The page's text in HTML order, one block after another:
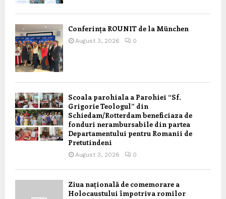
Conferința ROUNIT de la München
August 3, 2026 0
Scoala parohiala a Parohiei “Sf.
Grigorie Teologul” din
Schiedam/Rotterdam beneficiaza de
fonduri nerambursabile din partea
Departamentului pentru Romanii de
Pretutindeni
August 3, 2026 0
Ziua națională de comemorare a
Holocaustului împotriva romilor